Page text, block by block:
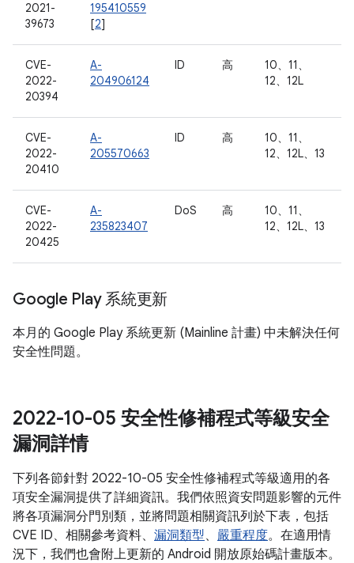
2021-
39673
195410559
[2]
CVE-
2022-
20394
A-
204906124
ID 高
10、11、
12、12L
CVE-
2022-
20410
A-
205570663
ID 高
10、11、
12、12L、13
CVE-
2022-
20425
A-
235823407
DoS 高
10、11、
12、12L、13
Google Play 系統更新
本月的 Google Play 系統更新 (Mainline 計畫) 中未解決任何
安全性問題。
2022-10-05 安全性修補程式等級安全
漏洞詳情
下列各節針對 2022-10-05 安全性修補程式等級適用的各
項安全漏洞提供了詳細資訊。我們依照資安問題影響的元件
將各項漏洞分門別類，並將問題相關資訊列於下表，包括
CVE ID、相關參考資料、 漏洞類型、 嚴重程度。在適用情
況下，我們也會附上更新的 Android 開放原始碼計畫版本。